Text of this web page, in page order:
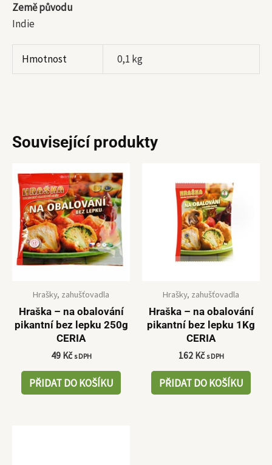
Země původu
Indie
Hmotnost 0,1 kg
Související produkty
Hrašky, zahušťovadla
Hraška – na obalování
pikantní bez lepku 250g
CERIA
49 Kč s DPH
PŘIDAT DO KOŠÍKU
Hrašky, zahušťovadla
Hraška – na obalování
pikantní bez lepku 1Kg
CERIA
162 Kč s DPH
PŘIDAT DO KOŠÍKU